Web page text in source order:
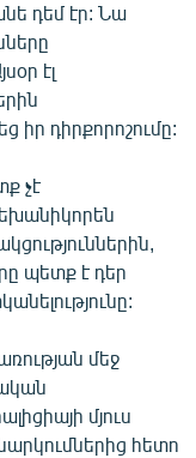
դեմ էր: Նա
էլ
դիրքորոշումը:
չէ
պետք է դեր
մեջ
մյուս
հետո